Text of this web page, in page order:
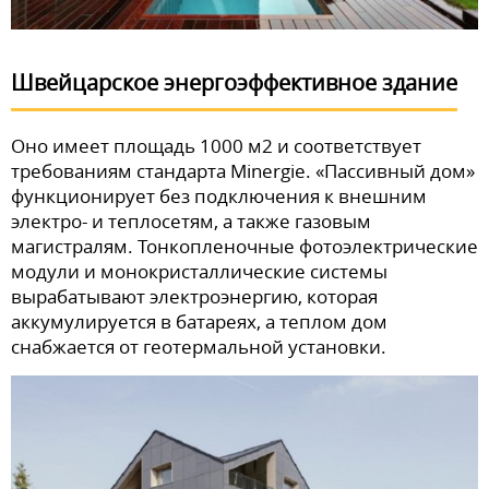
Швейцарское энергоэффективное здание
Оно имеет площадь 1000 м2 и соответствует
требованиям стандарта Minergie. «Пассивный дом»
функционирует без подключения к внешним
электро- и теплосетям, а также газовым
магистралям. Тонкопленочные фотоэлектрические
модули и монокристаллические системы
вырабатывают электроэнергию, которая
аккумулируется в батареях, а теплом дом
снабжается от геотермальной установки.